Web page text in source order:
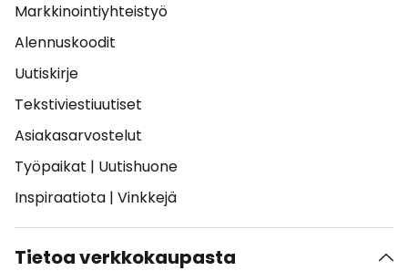
Markkinointiyhteistyö
Alennuskoodit
Uutiskirje
Tekstiviestiuutiset
Asiakasarvostelut
Työpaikat | Uutishuone
Inspiraatiota | Vinkkejä
Tietoa verkkokaupasta